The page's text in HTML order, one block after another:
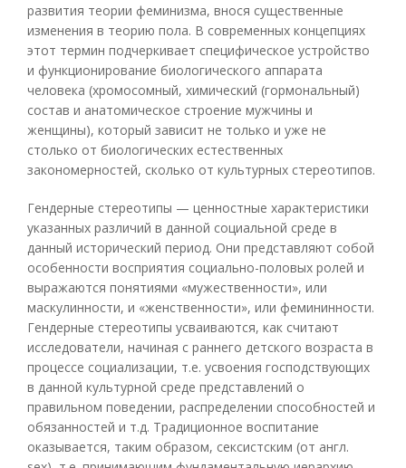
развития теории феминизма, внося существенные
изменения в теорию пола. В современных концепциях
этот термин подчеркивает специфическое устройство
и функционирование биологического аппарата
человека (хромосомный, химический (гормональный)
состав и анатомическое строение мужчины и
женщины), который зависит не только и уже не
столько от биологических естественных
закономерностей, сколько от культурных стереотипов.
Гендерные стереотипы — ценностные характеристики
указанных различий в данной социальной среде в
данный исторический период. Они представляют собой
особенности восприятия социально-половых ролей и
выражаются понятиями «мужественности», или
маскулинности, и «женственности», или фемининности.
Гендерные стереотипы усваиваются, как считают
исследователи, начиная с раннего детского возраста в
процессе социализации, т.е. усвоения господствующих
в данной культурной среде представлений о
правильном поведении, распределении способностей и
обязанностей и т.д. Традиционное воспитание
оказывается, таким образом, сексистским (от англ.